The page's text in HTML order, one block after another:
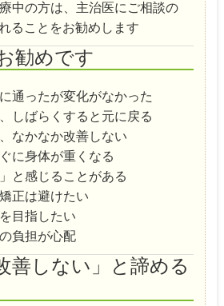
中の方は、主治医にご相談の
ることをお勧めします
勧めです
通ったが変化がなかった
しばらくすると元に戻る
なかなか改善しない
に身体が重くなる
と感じることがある
正は避けたい
目指したい
負担が心配
善しない」と諦める